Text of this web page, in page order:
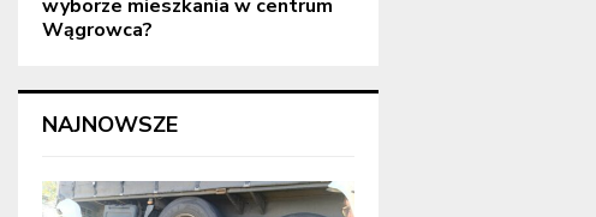
wyborze mieszkania w centrum
Wągrowca?
NAJNOWSZE